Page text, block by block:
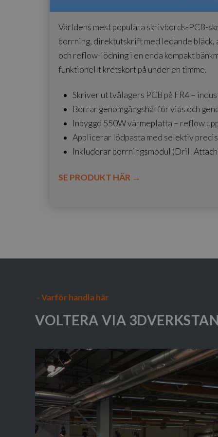
Världens mest populära skrivbords-PCB-
borrning, direktutskrift med ledande bläck,
och reflow-lödning i en enda kompakt
funktionellt kretskort på under en timme.
Skriver ut tvålagers PCB på FR4 –
Borrar genomgångshål för vias och
Inbyggd 550W värmeplatta – reflow
Applicerar lödpasta med selektiv
Inkluderar borrningsmodul (Drill
SE PRODUKT HÄR →
- Varför handla här
VOLTERA VIA